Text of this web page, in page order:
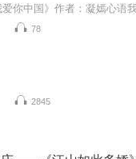
78
2845